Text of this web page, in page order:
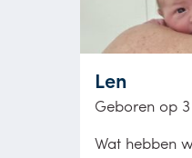
Len
Geboren op
Wat hebben